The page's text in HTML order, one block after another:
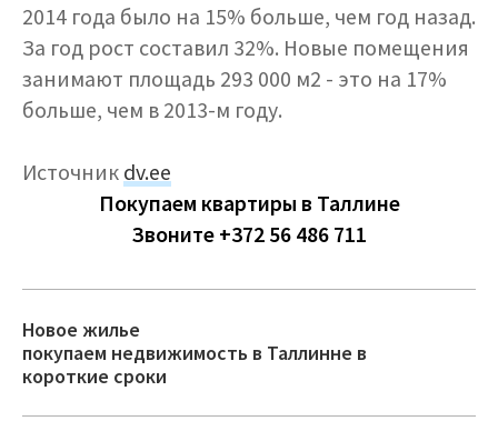
2014 года было на 15% больше, чем год назад.
За год рост составил 32%. Новые помещения
занимают площадь 293 000 м2 - это на 17%
больше, чем в 2013-м году.
Источник dv.ee
Покупаем квартиры в Таллине
Звоните +372 56 486 711
Новое жилье
покупаем недвижимость в Таллинне в
короткие сроки